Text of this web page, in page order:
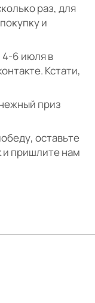
раз, для
и
6 июля в
Кстати,
приз
оставьте
и пришлите нам